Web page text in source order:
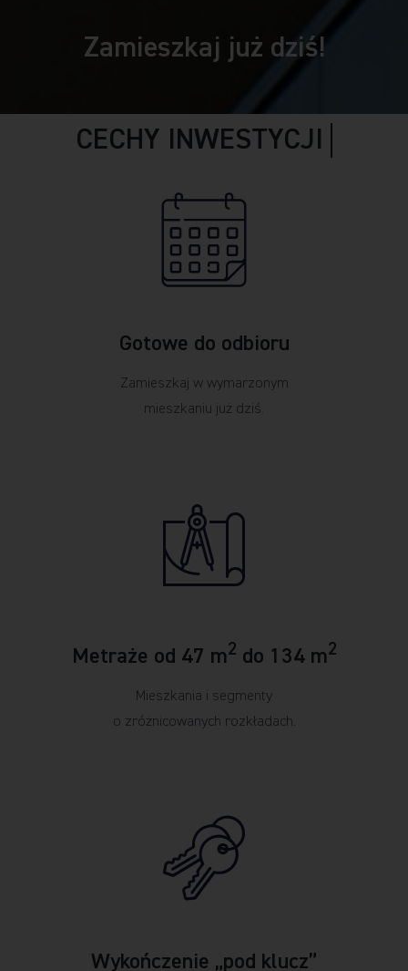
Zamieszkaj już dziś!
Gotowe do odbioru
Zamieszkaj w wymarzonym
mieszkaniu już dziś.
Metraże od 47 m2 do 134 m2
Mieszkania i segmenty
o zróżnicowanych rozkładach.
Wykończenie „pod klucz”